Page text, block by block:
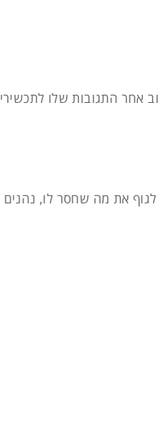
אחר התגובות שלו
לגוף את מה שחסר לו, נהנים